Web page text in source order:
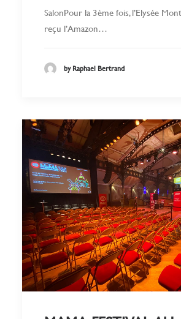
SalonPour la 3ème fois, l’Elysée
reçu l’Amazon…
by Raphael Bertrand